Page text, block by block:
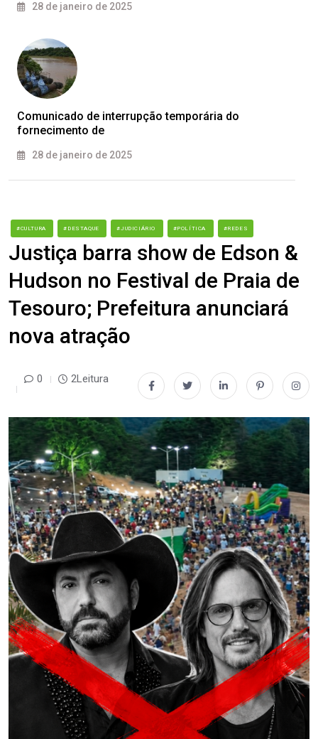
28 de janeiro de 2025
Comunicado de interrupção temporária do
fornecimento de
28 de janeiro de 2025
#CULTURA #DESTAQUE #JUDICIÁRIO #POLÍTICA #REDES
Justiça barra show de Edson &
Hudson no Festival de Praia de
Tesouro; Prefeitura anunciará
nova atração
0 2Leitura